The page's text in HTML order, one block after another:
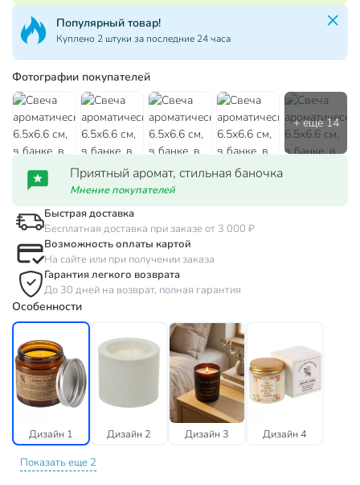
Популярный товар!
Куплено 2 штуки за последние 24 часа
Фотографии покупателей
Приятный аромат, стильная баночка
Мнение покупателей
Быстрая доставка
Бесплатная доставка при заказе от 3 000 ₽
Возможность оплаты картой
На сайте или при получении заказа
Гарантия легкого возврата
До 30 дней на возврат, полная гарантия
Особенности
Дизайн 1 Дизайн 2 Дизайн 3 Дизайн 4
Показать еще 2